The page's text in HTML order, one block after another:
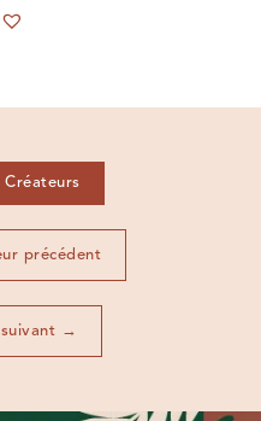
Créateurs
précédent
→